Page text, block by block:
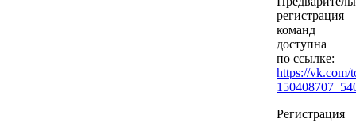
регистрация
команд
доступна
по ссылке:
https://vk.com/
Регистрация